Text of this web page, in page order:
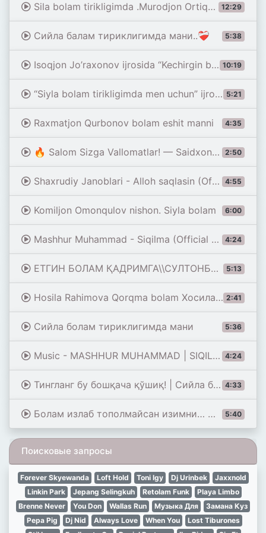
12:29
Sila bolam tirikligimda .Murodjon Ortiqov
5:38
Сийла балам тириклигимда мани..❤️‍🩹
10:19
Isoqjon Jo’raxonov ijrosida “Kechirgin bolam”qo’shiqni tinglan siz aziz muxlislar talabingiz bilan
5:21
“Siyla bolam tirikligimda men uchun” ijro etadi Isoqjon Joʻrahonov
4:35
Raxmatjon Qurbonov bolam eshit manni
2:50
🔥 Salom Sizga Vallomatlar! — Saidxon UZ | Hayotiy va Ta’sirli Qo‘shiq 2026
4:55
Shaxrudiy Janoblari - Alloh saqlasin (Official Music Video)
6:00
Komiljon Omonqulov nishon. Siyla bolam
4:24
Mashhur Muhammad - Siqilma (Official Music)
5:13
ЕТГИН БОЛАМ ҚАДРИМГА\\СУЛТОНБОЙ ХУДАЙБЕРГАНОВ\\YETGIN BOLAM QADRIMGA\\SULTONBOY XUDOYBERGANOV
2:41
Hosila Rahimova Qorqma bolam Хосила Рахимова Коркма болам
5:36
Сийла болам тириклигимда мани
4:24
Music - MASHHUR MUHAMMAD | SIQILMA (UXLAMAYSIZMI)
4:33
Тингланг бу бошқача қўшиқ! | Сийла болам тириклигимда мани...| Xudaybergan xofiz jonli ijro
5:40
Болам излаб тополмайсан изимни… Феруза Юлдашева ижросида.Онажонлар нидоси. #jonliijro #music #rek
Поисковые запросы
Forever Skyewanda Loft Hold Toni Igy Dj Urinbek
Jaxxnold
Linkin Park
Jepang Selingkuh Retolam Funk
Playa Limbo
Brenne Never
You Don Wallas Run Музыка Для
Замана Куз
Pepa Pig
Dj Nid Always Love When You
Lost Tiburones